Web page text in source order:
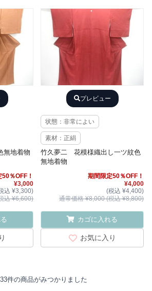
無地着物
％OFF！
¥3,000
込 ¥3,300)
込 ¥6,600)
プレビュー
状態：非常によい
素材：正絹
竹久夢二 花模様織出し一ツ紋色
無地着物
期間限定50％OFF！
¥4,000
(税込 ¥4,400)
通常価格 ¥8,000 (税込 ¥8,800)
カゴに入れる
お気に入り
件の商品がみつかりました